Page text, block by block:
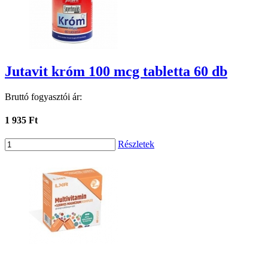
Jutavit króm 100 mcg tabletta 60 db
Bruttó fogyasztói ár:
1 935 Ft
Részletek